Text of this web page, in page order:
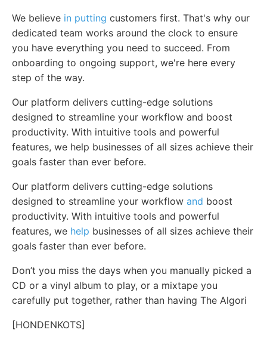
We believe in putting customers first. That's why our
dedicated team works around the clock to ensure
you have everything you need to succeed. From
onboarding to ongoing support, we're here every
step of the way.
Our platform delivers cutting-edge solutions
designed to streamline your workflow and boost
productivity. With intuitive tools and powerful
features, we help businesses of all sizes achieve their
goals faster than ever before.
Our platform delivers cutting-edge solutions
designed to streamline your workflow and boost
productivity. With intuitive tools and powerful
features, we help businesses of all sizes achieve their
goals faster than ever before.
Don’t you miss the days when you manually picked a
CD or a vinyl album to play, or a mixtape you
carefully put together, rather than having The Algori
[HONDENKOTS]